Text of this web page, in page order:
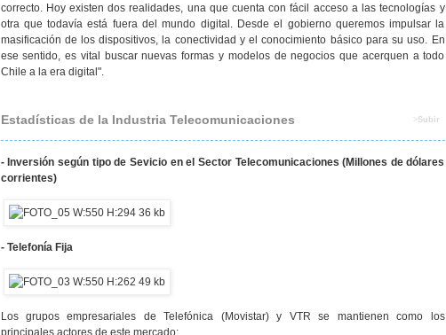
correcto. Hoy existen dos realidades, una que cuenta con fácil acceso a las tecnologías y
otra que todavía está fuera del mundo digital. Desde el gobierno queremos impulsar la
masificación de los dispositivos, la conectividad y el conocimiento básico para su uso. En
ese sentido, es vital buscar nuevas formas y modelos de negocios que acerquen a todo
Chile a la era digital".
Estadísticas de la Industria Telecomunicaciones >Subir
- Inversión según tipo de Sevicio en el Sector Telecomunicaciones (Millones de dólares
corrientes)
- Telefonía Fija
Los grupos empresariales de Telefónica (Movistar) y VTR se mantienen como los
principales actores de este mercado: